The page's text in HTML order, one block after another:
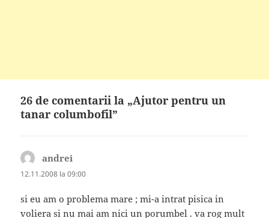
26 de comentarii la „Ajutor pentru un
tanar columbofil”
andrei
12.11.2008 la 09:00
si eu am o problema mare ; mi-a intrat pisica in
voliera si nu mai am nici un porumbel . va rog mult